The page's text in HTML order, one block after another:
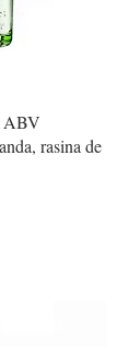
ABV
rasina de